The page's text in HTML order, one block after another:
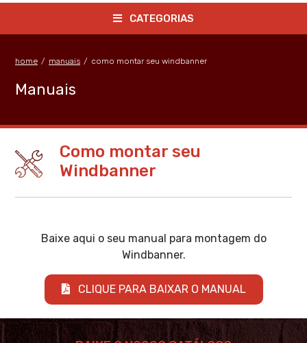
CATEGORIAS
home / manuais / como montar seu windbanner
Manuais
Como montar seu
Windbanner
Baixe aqui o seu manual para montagem do
Windbanner.
CLIQUE PARA BAIXAR O MANUAL